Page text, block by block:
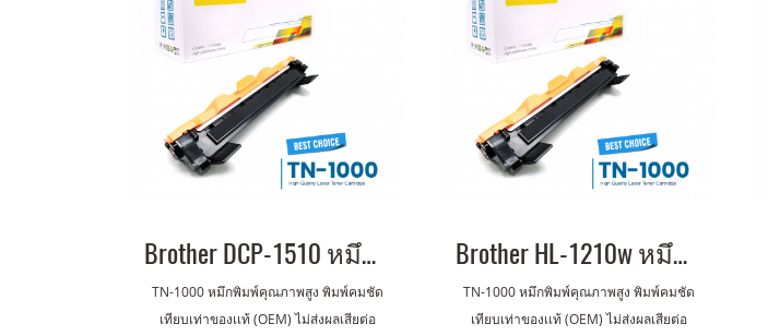
Brother DCP-1510 หมึกเครื่องปริ้น พิมพ์คมชัด รับประกัน 1 ปี!
TN-1000 หมึกพิมพ์คุณภาพสูง พิมพ์คมชัด
เทียบเท่าของเเท้ (OEM) ไม่ส่งผลเสียต่อ
Brother HL-1210w หมึกเครื่องปริ้น พิมพ์คมชัด รับประกัน 1 ปี!
TN-1000 หมึกพิมพ์คุณภาพสูง พิมพ์คมชัด
เทียบเท่าของเเท้ (OEM) ไม่ส่งผลเสียต่อ